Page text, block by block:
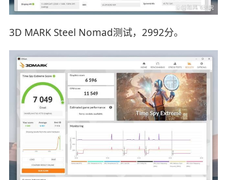
3D MARK Steel Nomad测试，2992分。